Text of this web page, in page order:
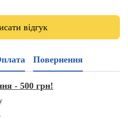
відгук
Повернення
- 500 грн!